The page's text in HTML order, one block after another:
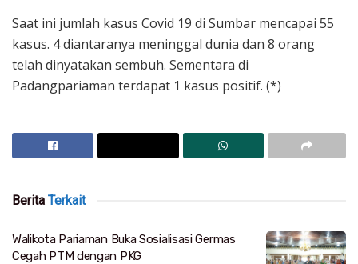
Saat ini jumlah kasus Covid 19 di Sumbar mencapai 55
kasus. 4 diantaranya meninggal dunia dan 8 orang
telah dinyatakan sembuh. Sementara di
Padangpariaman terdapat 1 kasus positif. (*)
Berita Terkait
Walikota Pariaman Buka Sosialisasi Germas
Cegah PTM dengan PKG